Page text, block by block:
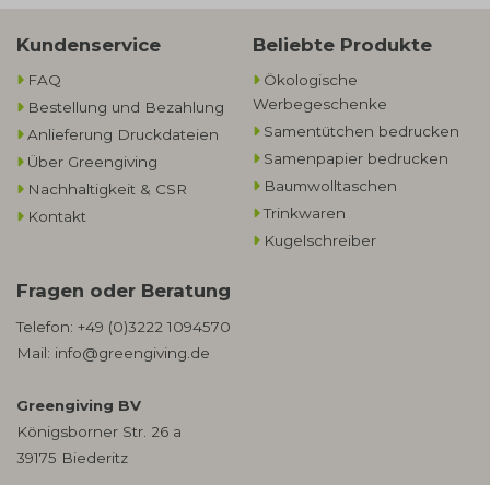
Kundenservice
FAQ
Bestellung und Bezahlung
Anlieferung Druckdateien
Über Greengiving
Nachhaltigkeit & CSR
Kontakt
Beliebte Produkte
Ökologische
Werbegeschenke​
Samentütchen bedrucken
Samenpapier bedrucken
Baumwolltaschen​
Trinkwaren
Kugelschreiber
Fragen oder Beratung
Telefon: +49 (0)3222 1094570
Mail: info@greengiving.de
Greengiving BV
Königsborner Str. 26 a
39175 Biederitz